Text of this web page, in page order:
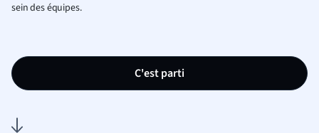
sein des équipes.
C'est parti